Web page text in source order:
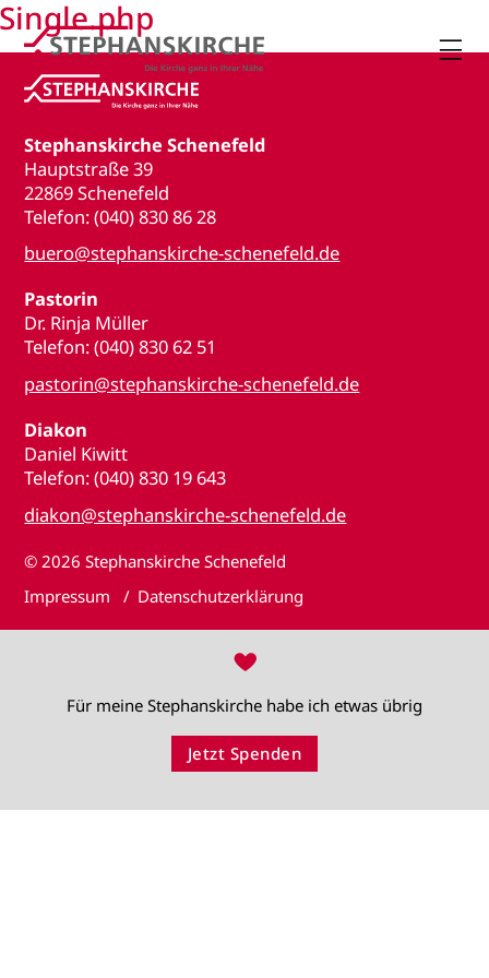

Stephanskirche Schenefeld
Hauptstraße 39
22869 Schenefeld
Telefon: (040) 830 86 28
buero@stephanskirche-schenefeld.de
Pastorin
Dr. Rinja Müller
Telefon: (040) 830 62 51
pastorin@stephanskirche-schenefeld.de
Diakon
Daniel Kiwitt
Telefon: (040) 830 19 643
diakon@stephanskirche-schenefeld.de
© 2026 Stephanskirche Schenefeld
Impressum
Datenschutzerklärung
♥
Für meine Stephanskirche habe ich etwas übrig
Jetzt Spenden